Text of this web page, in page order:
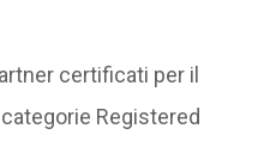
certificati per il
Registered